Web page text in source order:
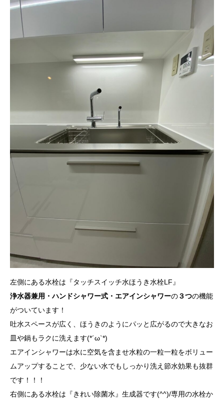
左側にある水栓は『タッチスイッチ水ほうき水栓LF』
浄水器兼用・ハンドシャワー式・エアインシャワーの３つの機能
がついています！
吐水スペースが広く、ほうきのようにパッと広がるので大きなお
皿や鍋もラクに洗えます(*´ω`*)
エアインシャワーは水に空気を含ませ水粒の一粒一粒をボリュー
ムアップすることで、少ない水でもしっかり洗え節水効果も抜群
です！！！
右側にある水栓は『きれい除菌水』生成器です(^^)/専用の水栓か